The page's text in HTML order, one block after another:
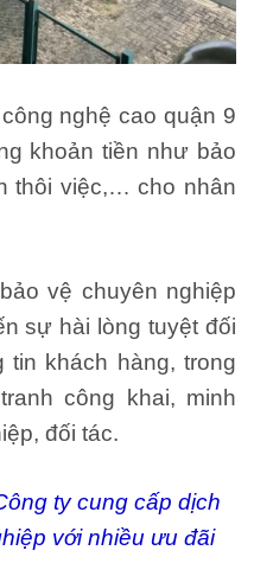
nghệ cao quận 9
khoản tiền như bảo
thôi việc,… cho nhân
vệ chuyên nghiệp
sự hài lòng tuyệt đối
tin khách hàng, trong
công khai, minh
đối tác.
ty cung cấp dịch
với nhiều ưu đãi